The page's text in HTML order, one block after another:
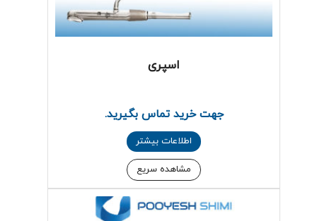
اسپری
جهت خرید تماس بگیرید.
اطلاعات بیشتر
مشاهده سریع